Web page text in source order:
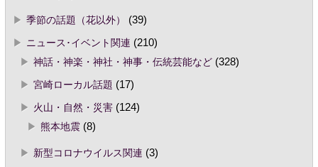
季節の話題（花以外）
(39)
ニュース･イベント関連 (210)
神話・神楽・神社・神事・伝統芸能など(328)
宮崎ローカル話題 (17)
火山・自然・災害(124)
熊本地震(8)
新型コロナウイルス関連 (3)